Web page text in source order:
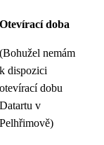
Otevírací doba
(Bohužel nemám
k dispozici
otevírací dobu
Datartu v
Pelhřimově)